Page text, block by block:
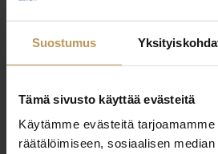
Suostumus
Tämä sivusto käyttää evästeitä
Käytämme evästeitä
räätälöimiseen, sosiaalisen
"*" näyttää pakolliset kentät